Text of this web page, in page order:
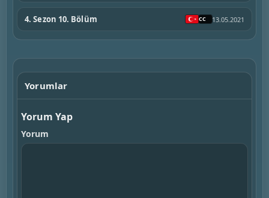
4. Sezon 10. Bölüm 13.05.2021
Yorumlar
Yorum Yap
Yorum